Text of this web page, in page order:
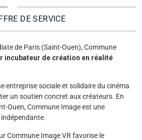
DE SERVICE
de Paris (Saint-Ouen), Commune
incubateur de création en réalité
entreprise sociale et solidaire du cinéma
un soutien concret aux créateurs. En
Ouen, Commune Image est une
Commune Image VR favorise le